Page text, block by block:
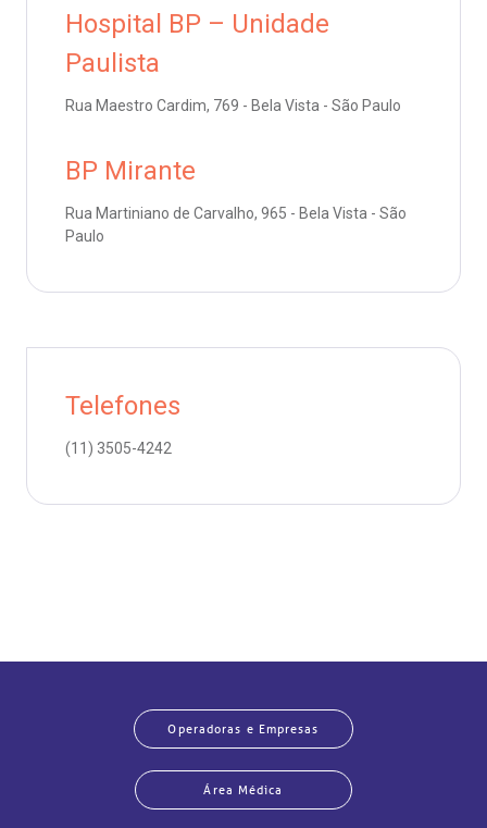
CEP: 01438-000 | Jardim Paulista
São Paulo - SP
de cuidado
Hospital BP – Unidade
Paulista
Rua Maestro Cardim, 769 - Bela Vista - São Paulo
BP Mirante
Rua Martiniano de Carvalho, 965 - Bela Vista - São
Paulo
Telefones
(11) 3505-4242
Operadoras e Empresas
Área Médica